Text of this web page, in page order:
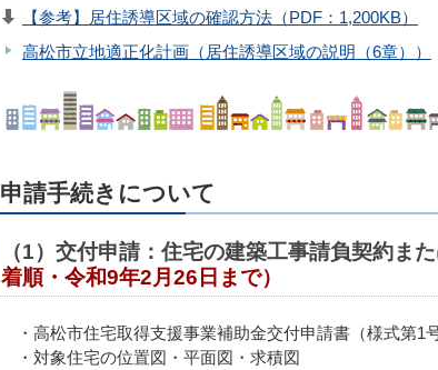
【参考】居住誘導区域の確認方法（PDF：1,200KB）
高松市立地適正化計画（居住誘導区域の説明（6章））
申請手続きについて
（1）交付申請： 住宅の建築工事請負契約ま
着順・令和9年2月26日まで）
・高松市住宅取得支援事業補助金交付申請書（様式第1号
・対象住宅の位置図・平面図・求積図